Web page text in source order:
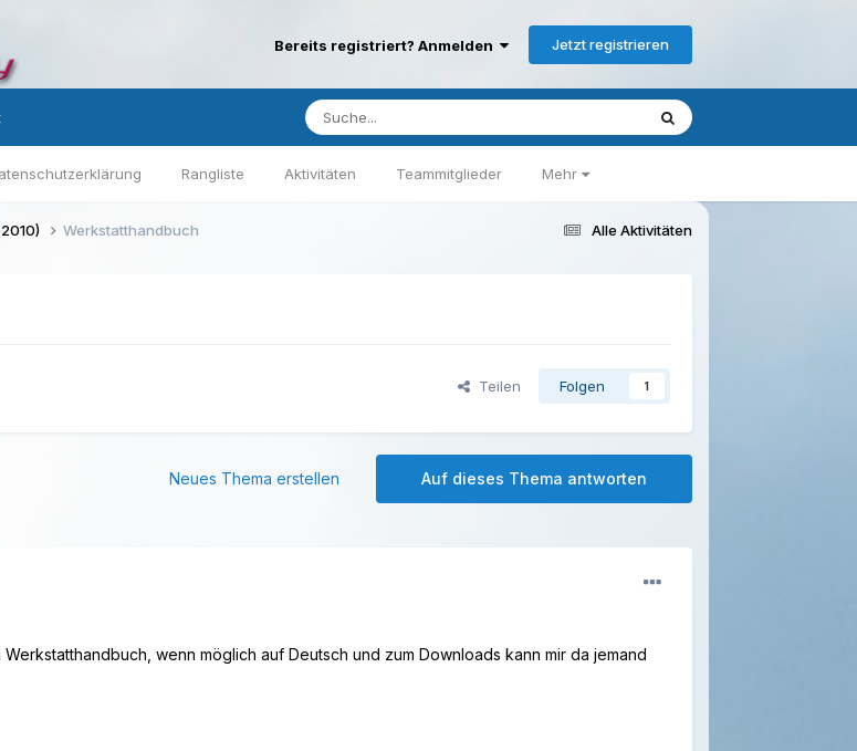
Bereits registriert? Anmelden Jetzt registrieren
Rangliste Aktivitäten Teammitglieder Mehr
Alle Aktivitäten
Werkstatthandbuch
Teilen Folgen 1
Auf dieses Thema antworten
Neues Thema erstellen
wenn möglich auf Deutsch und zum Downloads kann mir da jemand